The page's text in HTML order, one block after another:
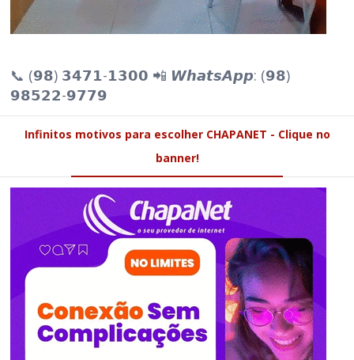
📞 (𝟵𝟴) 𝟯𝟰𝟳𝟭-𝟭𝟯𝟬𝟬 📲 𝙒𝙝𝙖𝙩𝙨𝘼𝙥𝙥: (𝟵𝟴)
𝟵𝟴𝟱𝟮𝟮-𝟵𝟳𝟳𝟵
Infinitos motivos para escolher CHAPANET - Clique no
banner!